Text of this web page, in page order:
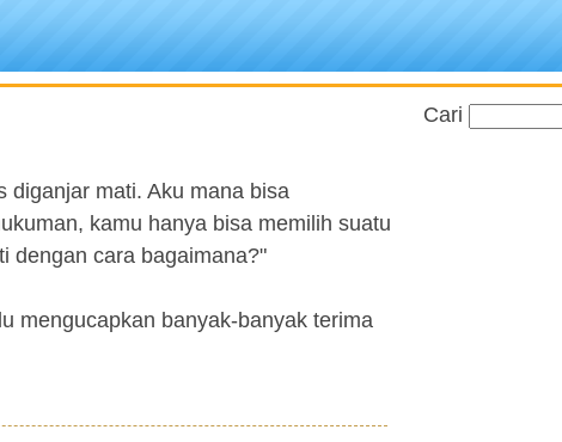
diganjar mati. Aku mana bisa
kamu hanya bisa memilih suatu
dengan cara bagaimana?"
mengucapkan banyak-banyak terima
Cari